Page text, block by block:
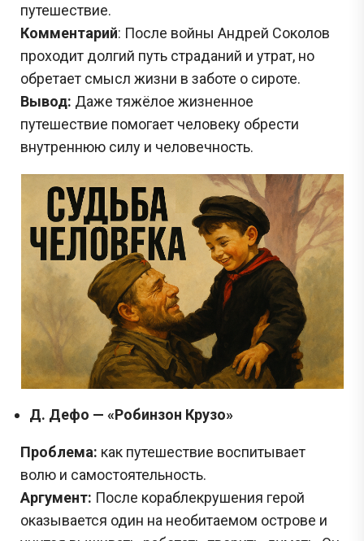
путешествие.
Комментарий: После войны Андрей Соколов
проходит долгий путь страданий и утрат, но
обретает смысл жизни в заботе о сироте.
Вывод: Даже тяжёлое жизненное
путешествие помогает человеку обрести
внутреннюю силу и человечность.
Д. Дефо — «Робинзон Крузо»
Проблема: как путешествие воспитывает
волю и самостоятельность.
Аргумент: После кораблекрушения герой
оказывается один на необитаемом острове и